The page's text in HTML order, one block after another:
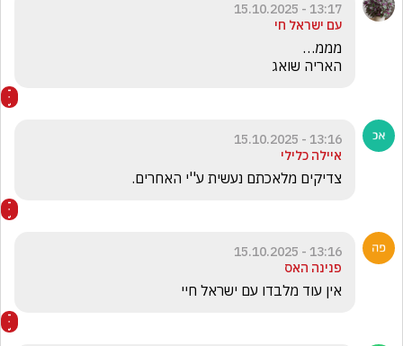
13:17 - 15.10.2025
עם ישראל חי
האריה שואג
13:16 - 15.10.2025
איילה כלילי
צדיקים מלאכתם נעשית ע''י האחרים.
13:16 - 15.10.2025
פנינה האס
אין עוד מלבדו עם ישראל חיי